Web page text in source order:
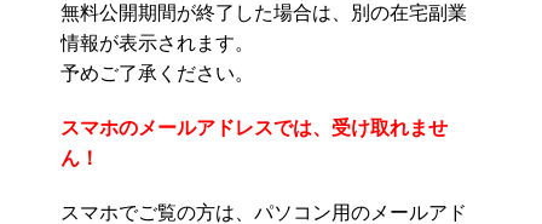
無料公開期間が終了した場合は、別の在宅副業
情報が表示されます。
予めご了承ください。
スマホのメールアドレスでは、受け取れませ
ん！
スマホでご覧の方は、パソコン用のメールアド